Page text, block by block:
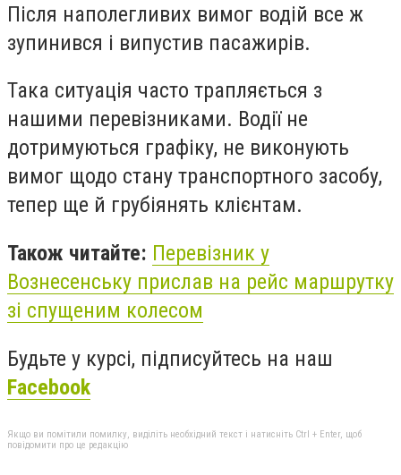
Після наполегливих вимог водій все ж
зупинився і випустив пасажирів.
Така ситуація часто трапляється з
нашими перевізниками. Водії не
дотримуються графіку, не виконують
вимог щодо стану транспортного засобу,
тепер ще й грубіянять клієнтам.
Також читайте: Перевізник у
Вознесенську прислав на рейс маршрутку
зі спущеним колесом
Будьте у курсі, підписуйтесь на наш
Facebook
Якщо ви помітили помилку, виділіть необхідний текст і натисніть Ctrl + Enter, щоб
повідомити про це редакцію